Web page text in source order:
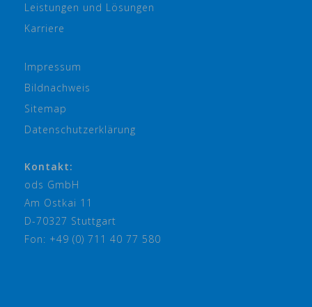
Leistungen und Lösungen
Karriere
Impressum
Bildnachweis
Sitemap
Datenschutzerklärung
Kontakt:
ods GmbH
Am Ostkai 11
D-70327 Stuttgart
Fon: +49 (0) 711 40 77 580